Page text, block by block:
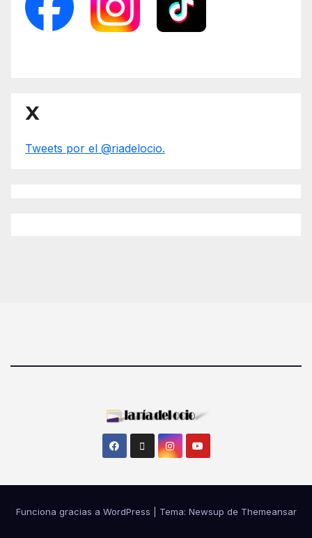
X
Tweets por el @riadelocio.
Funciona gracias a WordPress Tema: Newsup de Themeansar